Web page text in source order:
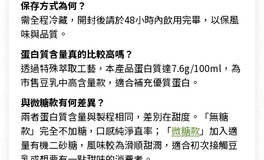
保存方式為何？
需全程冷藏，開封後請於48小時內飲用完畢，以保風
味與品質。
蛋白質含量真的比較高嗎？
透過特殊萃取工藝，本產品蛋白質達7.6g/100ml，為
市售豆乳中高含量款，適合補充優質蛋白。
與微糖款有何差異？
兩者蛋白質含量與製程相同，差別在甜度。「無糖
款」完全不加糖，口感純淨直率；「微糖款」加入適
量有機二砂糖，風味較為滑順甜潤，適合初次接觸豆